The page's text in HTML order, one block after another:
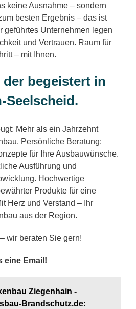
keine Ausnahme – sondern
besten Ergebnis – das ist
geführtes Unternehmen legen
und Vertrauen. Raum für
– mit Ihnen.
der begeistert in
Seelscheid.
Mehr als ein Jahrzehnt
Persönliche Beratung:
für Ihre Ausbauwünsche.
Ausführung und
Hochwertige
Produkte für eine
Herz und Verstand – Ihr
aus der Region.
wir beraten Sie gern!
eine Email!
Ziegenhain -
Brandschutz.de: